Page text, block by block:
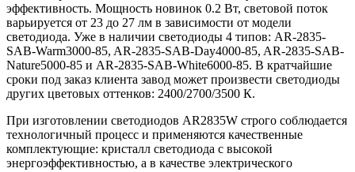
эффективность. Мощность новинок 0.2 Вт, световой поток
варьируется от 23 до 27 лм в зависимости от модели
светодиода. Уже в наличии светодиоды 4 типов: AR-2835-
SAB-Warm3000-85, AR-2835-SAB-Day4000-85, AR-2835-SAB-
Nature5000-85 и AR-2835-SAB-White6000-85. В кратчайшие
сроки под заказ клиента завод может произвести светодиоды
других цветовых оттенков: 2400/2700/3500 К.
При изготовлении светодиодов AR2835W строго соблюдается
технологичный процесс и применяются качественные
комплектующие: кристалл светодиода с высокой
энергоэффективностью, а в качестве электрического